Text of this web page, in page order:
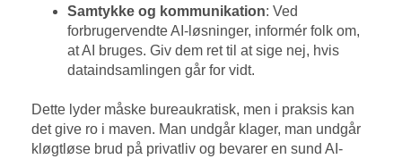
Samtykke og kommunikation: Ved
forbrugervendte AI-løsninger, informér folk om,
at AI bruges. Giv dem ret til at sige nej, hvis
dataindsamlingen går for vidt.
Dette lyder måske bureaukratisk, men i praksis kan
det give ro i maven. Man undgår klager, man undgår
kløgtløse brud på privatliv og bevarer en sund AI-